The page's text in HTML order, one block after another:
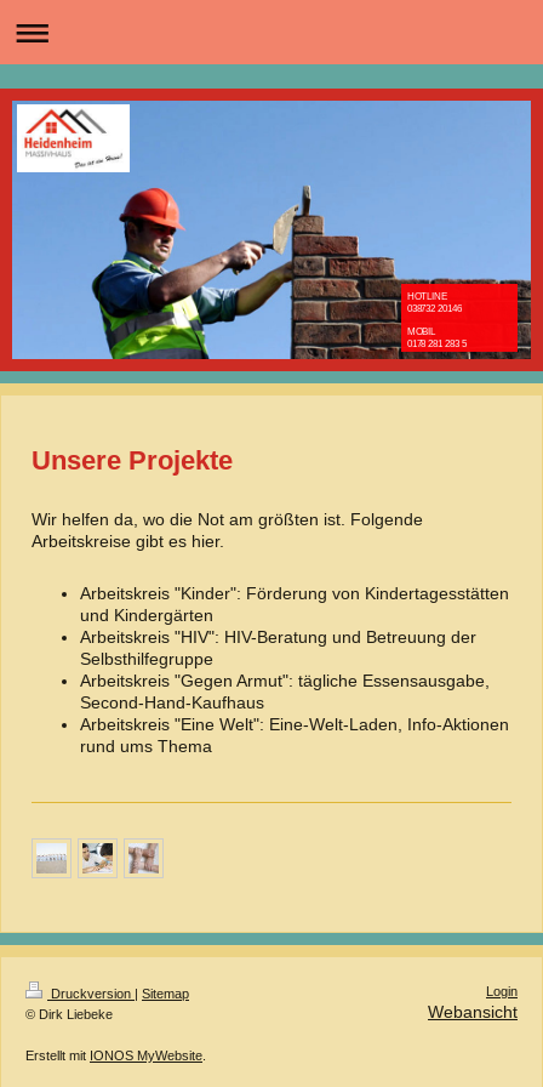
HOTLINE
038732 20146
MOBIL
0178 281 283 5
Unsere Projekte
Wir helfen da, wo die Not am größten ist. Folgende
Arbeitskreise gibt es hier.
Arbeitskreis "Kinder": Förderung von Kindertagesstätten
und Kindergärten
Arbeitskreis "HIV": HIV-Beratung und Betreuung der
Selbsthilfegruppe
Arbeitskreis "Gegen Armut": tägliche Essensausgabe,
Second-Hand-Kaufhaus
Arbeitskreis "Eine Welt": Eine-Welt-Laden, Info-Aktionen
rund ums Thema
Druckversion | Sitemap
© Dirk Liebeke
Erstellt mit IONOS MyWebsite
Login
Webansicht